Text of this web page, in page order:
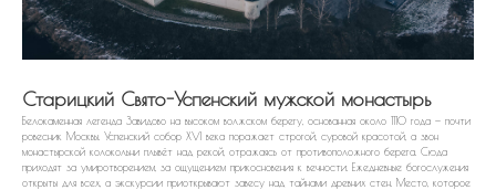
Старицкий Свято-Успенский мужской монастырь
Белокаменная легенда Завидово на высоком волжском берегу, основанная около 1110 года — почти
ровесник Москвы. Успенский собор XVI века поражает строгой, суровой красотой, а звон
монастырской колокольни плывёт над рекой, отражаясь от противоположного берега. Сюда
приходят за умиротворением, за ощущением прикосновения к вечности. Ежедневные богослужения
открыты для всех, а экскурсии приоткрывают завесу над тайнами древних стен. Место, которое